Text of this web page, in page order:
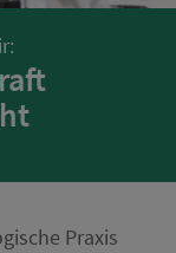
Praxis